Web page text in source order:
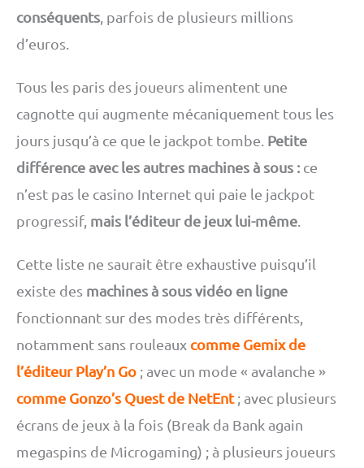
conséquents , parfois de plusieurs millions
d’euros.
Tous les paris des joueurs alimentent une
cagnotte qui augmente mécaniquement tous les
jours jusqu’à ce que le jackpot tombe. Petite
différence avec les autres machines à sous : ce
n’est pas le casino Internet qui paie le jackpot
progressif, mais l’éditeur de jeux lui-même
Cette liste ne saurait être exhaustive puisqu’il
existe des machines à sous vidéo en ligne
fonctionnant sur des modes très différents,
notamment sans rouleaux comme Gemix de
l’éditeur Play’n Go ; avec un mode « avalanche »
comme Gonzo’s Quest de NetEnt; avec plusieurs
écrans de jeux à la fois (Break da Bank again
megaspins de Microgaming) ; à plusieurs joueurs